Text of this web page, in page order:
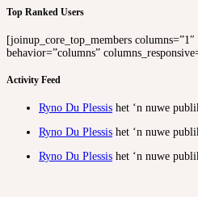
Top Ranked Users
[joinup_core_top_members columns=”1″
behavior=”columns”
Activity Feed
Ryno Du Plessis het ‘n nuwe
Ryno Du Plessis het ‘n nuwe
Ryno Du Plessis het ‘n nuwe